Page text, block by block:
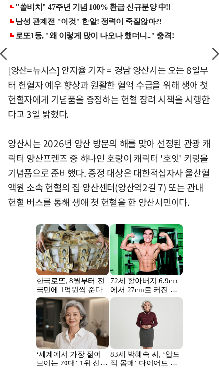
[양산=뉴시스] 안지율 기자 = 경남 양산시는 오는 8일부
터 헌혈자 예우 향상과 원활한 혈액 수급을 위해 생애 첫
헌혈자에게 기념품을 증정하는 헌혈 장려 시책을 시행한
다고 3일 밝혔다.
양산시는 2026년 양산 방문의 해를 맞아 선정된 관광 캐
릭터 양산프렌즈 중 하나인 호랑이 캐릭터 '호잇' 키링을
기념품으로 준비했다. 증정 대상은 대한적십자사 울산혈
액원 소속 헌혈의 집 양산센터(양산역2길 7) 또는 관내
헌혈 버스를 통해 생애 첫 헌혈을 한 양산시민이다.